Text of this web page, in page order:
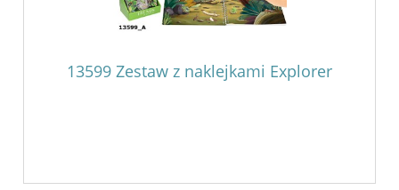
13599 Zestaw z naklejkami Explorer